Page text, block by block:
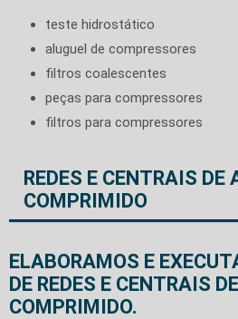
teste hidrostático
aluguel de compressores
filtros coalescentes
peças para compressores
filtros para compressores
REDES E CENTRAIS DE
COMPRIMIDO
ELABORAMOS E
DE REDES E CENTRAIS
COMPRIMIDO.